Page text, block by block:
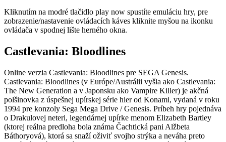
Kliknutím na modré tlačidlo play now spustíte emuláciu hry, pre
zobrazenie/nastavenie ovládacích káves kliknite myšou na ikonku
ovládača v spodnej lište herného okna.
Castlevania: Bloodlines
Online verzia Castlevania: Bloodlines pre SEGA Genesis.
Castlevania: Bloodlines (v Európe/Austrálii vyšla ako Castlevania:
The New Generation a v Japonsku ako Vampire Killer) je akčná
polšinovka z úspešnej upírskej série hier od Konami, vydaná v roku
1994 pre konzoly Sega Mega Drive / Genesis. Príbeh hry pojednáva
o Drakulovej neteri, legendárnej upírke menom Elizabeth Bartley
(ktorej reálna predloha bola známa Čachtická pani Alžbeta
Báthoryová), ktorá sa snaží oživiť svojho strýka a neváha preto